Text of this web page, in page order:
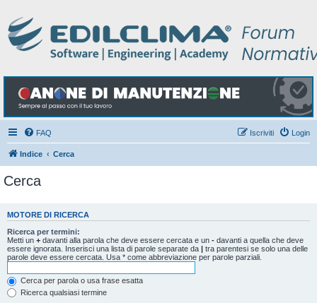
FAQ Login
Iscriviti
Indice Cerca
Cerca
MOTORE DI RICERCA
Ricerca per termini:
Metti un + davanti alla parola che deve essere cercata e un - davanti a quella che deve
essere ignorata. Inserisci una lista di parole separate da | tra parentesi se solo una delle
parole deve essere cercata. Usa * come abbreviazione per parole parziali.
Cerca per parola o usa frase esatta
Ricerca qualsiasi termine